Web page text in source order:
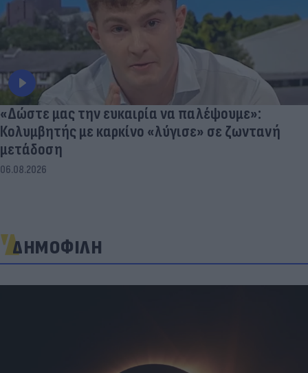
«Δώστε μας την ευκαιρία να παλέψουμε»:
Κολυμβητής με καρκίνο «λύγισε» σε ζωντανή
μετάδοση
06.08.2026
ΔΗΜΟΦΙΛΗ